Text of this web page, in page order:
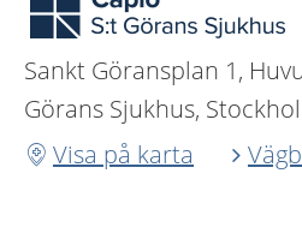
Sankt Göransplan 1,
Görans Sjukhus,
Visa på karta